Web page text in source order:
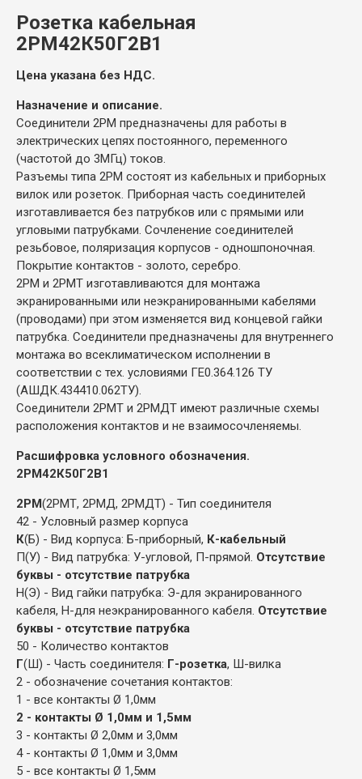
Розетка кабельная
2РМ42К50Г2В1
Цена указана без НДС.
Назначение и описание.
Соединители 2РМ предназначены для работы в
электрических цепях постоянного, переменного
(частотой до 3МГц) токов.
Разъемы типа 2РМ состоят из кабельных и приборных
вилок или розеток. Приборная часть соединителей
изготавливается без патрубков или с прямыми или
угловыми патрубками. Сочленение соединителей
резьбовое, поляризация корпусов - одношпоночная.
Покрытие контактов - золото, серебро.
2РМ и 2РМТ изготавливаются для монтажа
экранированными или неэкранированными кабелями
(проводами) при этом изменяется вид концевой гайки
патрубка. Соединители предназначены для внутреннего
монтажа во всеклиматическом исполнении в
соответствии с тех. условиями ГЕ0.364.126 ТУ
(АШДК.434410.062ТУ).
Соединители 2РМТ и 2РМДТ имеют различные схемы
расположения контактов и не взаимосочленяемы.
Расшифровка условного обозначения.
2РМ42К50Г2В1
2РМ(2РМТ, 2РМД, 2РМДТ) - Тип соединителя
42 - Условный размер корпуса
К(Б) - Вид корпуса: Б-приборный, К-кабельный
П(У) - Вид патрубка: У-угловой, П-прямой. Отсутствие
буквы - отсутствие патрубка
Н(Э) - Вид гайки патрубка: Э-для экранированного
кабеля, Н-для неэкранированного кабеля. Отсутствие
буквы - отсутствие патрубка
50 - Количество контактов
Г(Ш) - Часть соединителя: Г-розетка, Ш-вилка
2 - обозначение сочетания контактов:
1 - все контакты Ø 1,0мм
2 - контакты Ø 1,0мм и 1,5мм
3 - контакты Ø 2,0мм и 3,0мм
4 - контакты Ø 1,0мм и 3,0мм
5 - все контакты Ø 1,5мм